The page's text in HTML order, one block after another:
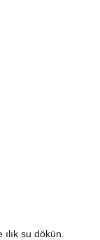
su dökün.